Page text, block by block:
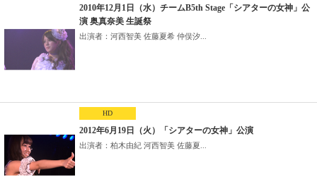
2010年12月1日（水）チームB5th Stage「シアターの女神」公
演 奥真奈美 生誕祭
出演者：河西智美 佐藤夏希 仲俣汐...
HD
2012年6月19日（火）「シアターの女神」公演
出演者：柏木由紀 河西智美 佐藤夏...